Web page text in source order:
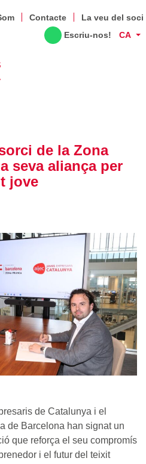
Contacte
La veu del soci
Escriu-nos!
CA
de la Zona
seva aliança per
jove
de Catalunya i el
de Barcelona han signat un
que reforça el seu compromís
i el futur del teixit